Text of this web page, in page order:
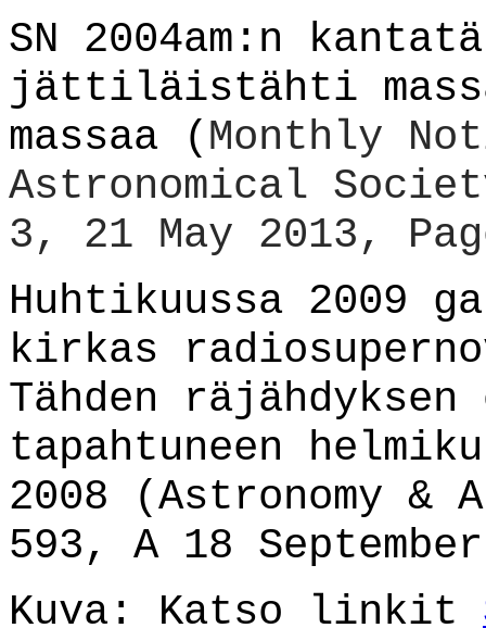
SN 2004am:n
jättiläistähti
massaa ( Monthly
Astronomical
3, 21 May 2013,
Huhtikuussa 2009
kirkas
Tähden
tapahtuneen
2008 (Astronomy &
593, A 18
Kuva: Katso linkit